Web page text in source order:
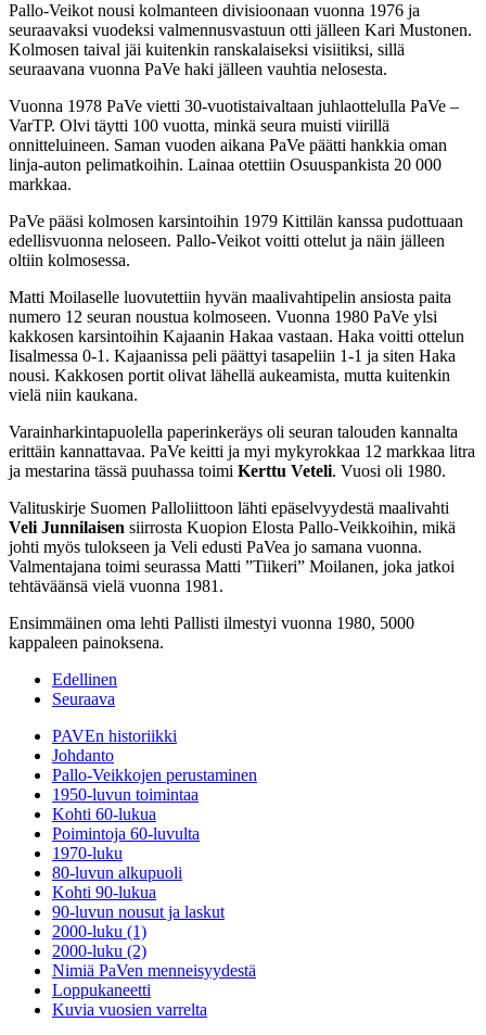
Pallo-Veikot nousi kolmanteen divisioonaan vuonna 1976 ja
seuraavaksi vuodeksi valmennusvastuun otti jälleen Kari Mustonen.
Kolmosen taival jäi kuitenkin ranskalaiseksi visiitiksi, sillä
seuraavana vuonna PaVe haki jälleen vauhtia nelosesta.
Vuonna 1978 PaVe vietti 30-vuotistaivaltaan juhlaottelulla PaVe –
VarTP. Olvi täytti 100 vuotta, minkä seura muisti viirillä
onnitteluineen. Saman vuoden aikana PaVe päätti hankkia oman
linja-auton pelimatkoihin. Lainaa otettiin Osuuspankista 20 000
markkaa.
PaVe pääsi kolmosen karsintoihin 1979 Kittilän kanssa pudottuaan
edellisvuonna neloseen. Pallo-Veikot voitti ottelut ja näin jälleen
oltiin kolmosessa.
Matti Moilaselle luovutettiin hyvän maalivahtipelin ansiosta paita
numero 12 seuran noustua kolmoseen. Vuonna 1980 PaVe ylsi
kakkosen karsintoihin Kajaanin Hakaa vastaan. Haka voitti ottelun
Iisalmessa 0-1. Kajaanissa peli päättyi tasapeliin 1-1 ja siten Haka
nousi. Kakkosen portit olivat lähellä aukeamista, mutta kuitenkin
vielä niin kaukana.
Varainharkintapuolella paperinkeräys oli seuran talouden kannalta
erittäin kannattavaa. PaVe keitti ja myi mykyrokkaa 12 markkaa litra
ja mestarina tässä puuhassa toimi Kerttu Veteli. Vuosi oli 1980.
Valituskirje Suomen Palloliittoon lähti epäselvyydestä maalivahti
Veli Junnilaisen siirrosta Kuopion Elosta Pallo-Veikkoihin, mikä
johti myös tulokseen ja Veli edusti PaVea jo samana vuonna.
Valmentajana toimi seurassa Matti ”Tiikeri” Moilanen, joka jatkoi
tehtäväänsä vielä vuonna 1981.
Ensimmäinen oma lehti Pallisti ilmestyi vuonna 1980, 5000
kappaleen painoksena.
Edellinen
Seuraava
PAVEn historiikki
Johdanto
Pallo-Veikkojen perustaminen
1950-luvun toimintaa
Kohti 60-lukua
Poimintoja 60-luvulta
1970-luku
80-luvun alkupuoli
Kohti 90-lukua
90-luvun nousut ja laskut
2000-luku (1)
2000-luku (2)
Nimiä PaVen menneisyydestä
Loppukaneetti
Kuvia vuosien varrelta